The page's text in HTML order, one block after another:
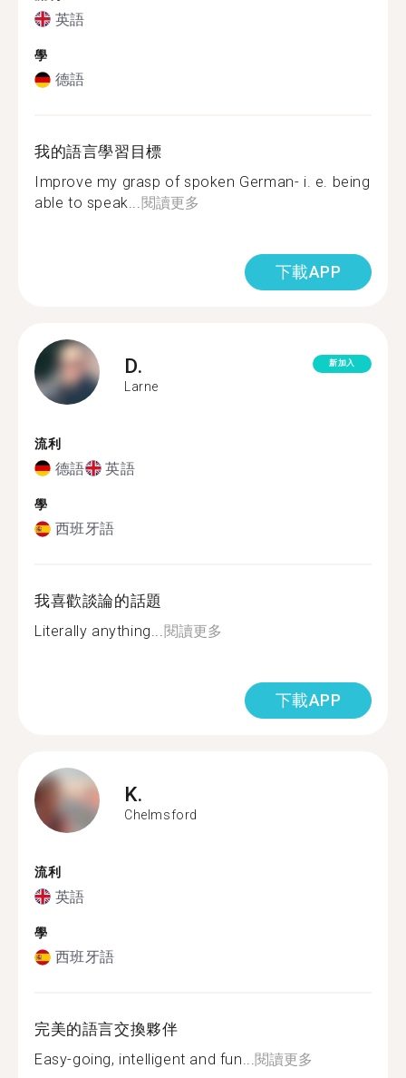
英語
學
德語
我的語言學習目標
Improve my grasp of spoken German- i. e. being
able to speak...閱讀更多
下載APP
D.
Larne
新加入
流利
德語 英語
學
西班牙語
我喜歡談論的話題
Literally anything...閱讀更多
下載APP
K.
Chelmsford
流利
英語
學
西班牙語
完美的語言交換夥伴
Easy-going, intelligent and fun...閱讀更多